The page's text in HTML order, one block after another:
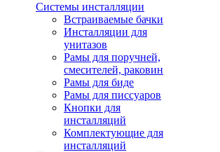
Системы инсталляции
Встраиваемые бачки
Инсталляции для
унитазов
Рамы для поручней,
смесителей, раковин
Рамы для биде
Рамы для писсуаров
Кнопки для
инсталляций
Комплектующие для
инсталляций